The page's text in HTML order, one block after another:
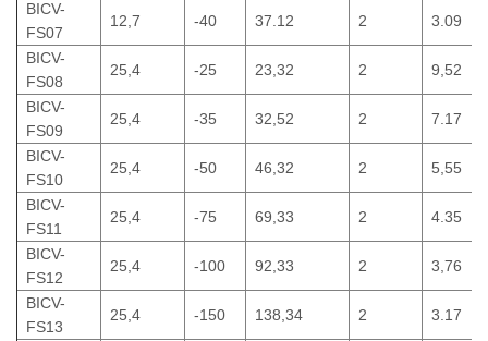
BICV-
FS07
12,7 -40 37.12 2 3.09
BICV-
FS08
25,4 -25 23,32 2 9,52
BICV-
FS09
25,4 -35 32,52 2 7.17
BICV-
FS10
25,4 -50 46,32 2 5,55
BICV-
FS11
25,4 -75 69,33 2 4.35
BICV-
FS12
25,4 -100 92,33 2 3,76
BICV-
FS13
25,4 -150 138,34 2 3.17